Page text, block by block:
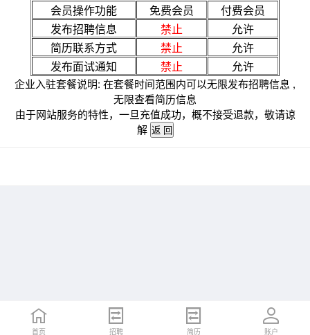
会员操作功能 免费会员
付费会员
发布招聘信息
禁止
允许
简历联系方式
禁止
允许
发布面试通知
禁止 允许
企业入驻套餐说明: 在套餐时间范围内可以无限发布招聘信息 ,
无限查看简历信息
由于网站服务的特性，一旦充值成功，概不接受退款，敬请谅
解
首页 招聘 简历 账户